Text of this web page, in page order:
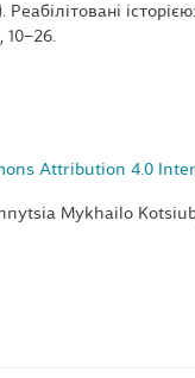
Attribution 4.0
Mykhailo